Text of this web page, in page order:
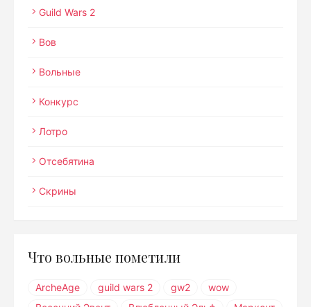
Guild Wars 2
Вов
Вольные
Конкурс
Лотро
Отсебятина
Скрины
Что вольные пометили
ArcheAge guild wars 2 gw2
wow